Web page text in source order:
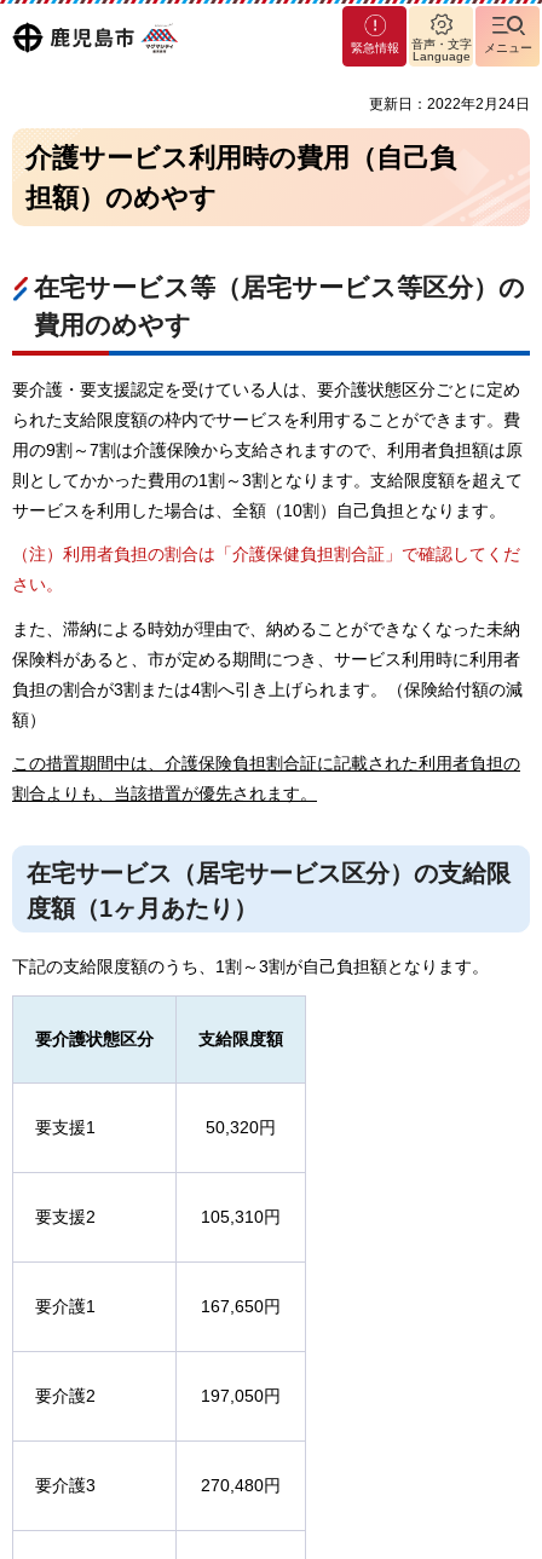
鹿児島
マグ
マシ
緊急情報
音声・文字
Language
メニュー
更新日：2022年2月24日
介護サービス利用時の費用（自己負
担額）のめやす
在宅サービス等（居宅サービス等区分）の
費用のめやす
要介護・要支援認定を受けている人は、要介護状態区分ごとに定め
られた支給限度額の枠内でサービスを利用することができます。費
用の9割～7割は介護保険から支給されますので、利用者負担額は原
則としてかかった費用の1割～3割となります。支給限度額を超えて
サービスを利用した場合は、全額（10割）自己負担となります。
（注）利用者負担の割合は「介護保健負担割合証」で確認してくだ
さい。
また、滞納による時効が理由で、納めることができなくなった未納
保険料があると、市が定める期間につき、サービス利用時に利用者
負担の割合が3割または4割へ引き上げられます。（保険給付額の減
額）
この措置期間中は、介護保険負担割合証に記載された利用者負担の
割合よりも、当該措置が優先されます。
在宅サービス（居宅サービス区分）の支給限
度額（1ヶ月あたり）
下記の支給限度額のうち、1割～3割が自己負担額となります。
要介護状態区分 支給限度額
要支援1 50,320円
要支援2 105,310円
要介護1 167,650円
要介護2 197,050円
要介護3 270,480円